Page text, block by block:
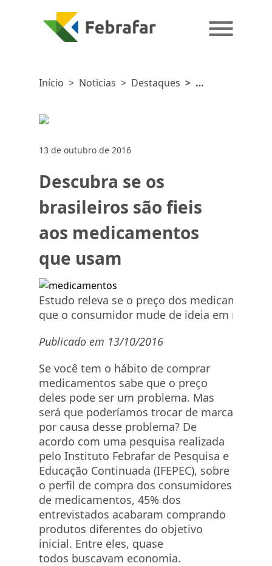
Início > Noticias > Destaques >
13 de outubro de 2016
Descubra se os
brasileiros são fieis
aos medicamentos
que usam
Estudo releva se o preço dos
que o consumidor mude de ideia em
Publicado em 13/10/2016
Se você tem o hábito de comprar
medicamentos sabe que o preço
deles pode ser um problema. Mas
será que poderíamos trocar de marca
por causa desse problema? De
acordo com uma pesquisa realizada
pelo Instituto Febrafar de Pesquisa e
Educação Continuada (IFEPEC), sobre
o perfil de compra dos consumidores
de medicamentos, 45% dos
entrevistados acabaram comprando
produtos diferentes do objetivo
inicial. Entre eles, quase
todos buscavam economia.